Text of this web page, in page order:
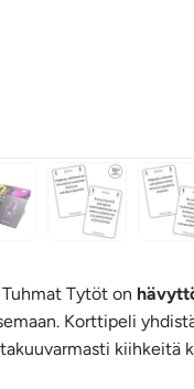
Tytöt on
Korttipeli
kiihkeitä